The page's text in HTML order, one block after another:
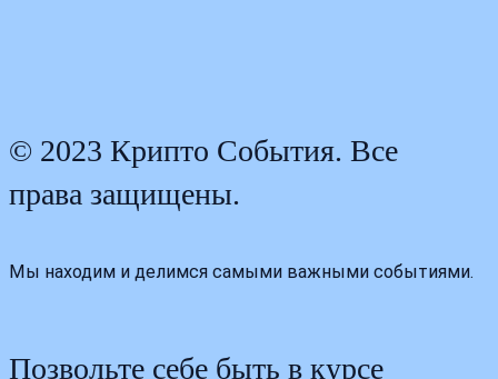
© 2023 Крипто События. Все
права защищены.
Мы находим и делимся самыми важными событиями.
Позвольте себе быть в курсе